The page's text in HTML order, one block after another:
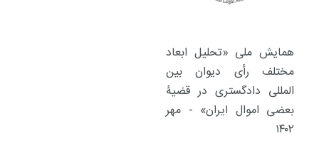
همایش ملی «تحلیل ابعاد
مختلف رأی دیوان بین
المللی دادگستری در قضیۀ
بعضی اموال ایران» - مهر
۱۴۰۲